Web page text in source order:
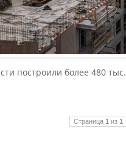
построили более 480 тыс.
Страница 1 из 1